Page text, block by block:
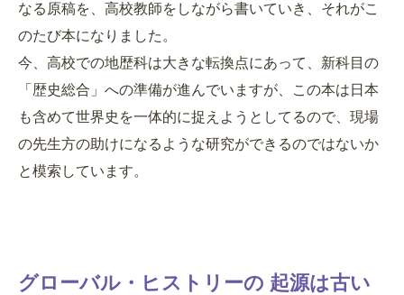
なる原稿を、高校教師をしながら書いていき、それがこ
のたび本になりました。
今、高校での地歴科は大きな転換点にあって、新科目の
「歴史総合」への準備が進んでいますが、この本は日本
も含めて世界史を一体的に捉えようとしてるので、現場
の先生方の助けになるような研究ができるのではないか
と模索しています。
グローバル・ヒストリーの 起源は古い